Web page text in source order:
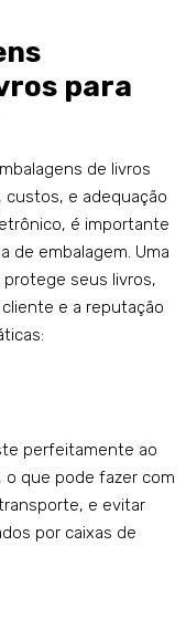
para
de livros
e adequação
é importante
de embalagem. Uma
protege seus livros,
e a reputação
perfeitamente ao
o que pode fazer com
e evitar
​​por caixas de